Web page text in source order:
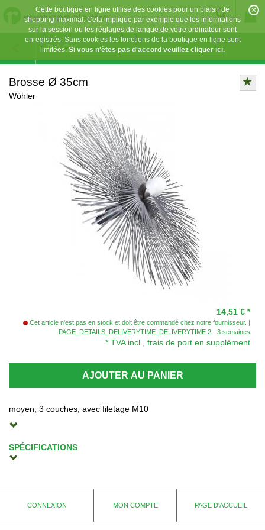
Cette boutique en ligne utilise des cookies pour un plaisir de
shopping maximal. Cela implique par exemple que les informations
sur la session ou les réglages de langue de votre ordinateur sont
enregistrés. Sans cookies les fonctions de la boutique en ligne sont
limitées. Si vous n'êtes pas d'accord veuillez cliquer ici.
BACK
Brosse Ø 35cm
Wöhler
14,51 € *
Cet article n'est pas en stock et doit être commandé chez notre fournisseur.
PAGE_DETAILS_DELIVERYTIME_DELIVERYTIME 2 - 3 semaines
* TVA incl., frais de port en supplément
AJOUTER AU PANIER
moyen, 3 couches, avec filetage M10
SPÉCIFICATIONS
Fabricant
CONNEXION MON COMPTE PAGE D'ACCUEIL